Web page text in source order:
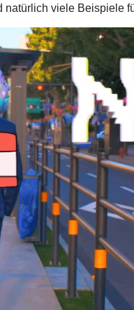
viele Beispiele